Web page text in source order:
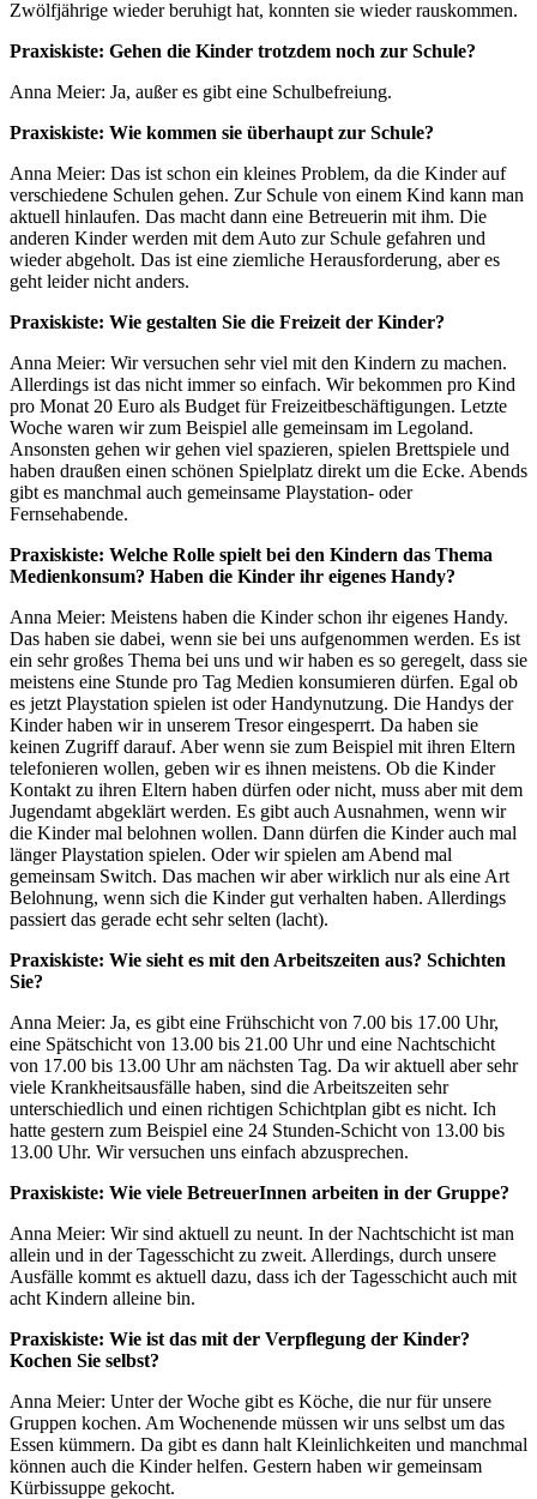
Zwölfjährige wieder beruhigt hat, konnten sie wieder rauskommen.
Praxiskiste: Gehen die Kinder trotzdem noch zur Schule?
Anna Meier: Ja, außer es gibt eine Schulbefreiung.
Praxiskiste: Wie kommen sie überhaupt zur Schule?
Anna Meier: Das ist schon ein kleines Problem, da die Kinder auf
verschiedene Schulen gehen. Zur Schule von einem Kind kann man
aktuell hinlaufen. Das macht dann eine Betreuerin mit ihm. Die
anderen Kinder werden mit dem Auto zur Schule gefahren und
wieder abgeholt. Das ist eine ziemliche Herausforderung, aber es
geht leider nicht anders.
Praxiskiste: Wie gestalten Sie die Freizeit der Kinder?
Anna Meier: Wir versuchen sehr viel mit den Kindern zu machen.
Allerdings ist das nicht immer so einfach. Wir bekommen pro Kind
pro Monat 20 Euro als Budget für Freizeitbeschäftigungen. Letzte
Woche waren wir zum Beispiel alle gemeinsam im Legoland.
Ansonsten gehen wir gehen viel spazieren, spielen Brettspiele und
haben draußen einen schönen Spielplatz direkt um die Ecke. Abends
gibt es manchmal auch gemeinsame Playstation- oder
Fernsehabende.
Praxiskiste: Welche Rolle spielt bei den Kindern das Thema
Medienkonsum? Haben die Kinder ihr eigenes Handy?
Anna Meier: Meistens haben die Kinder schon ihr eigenes Handy.
Das haben sie dabei, wenn sie bei uns aufgenommen werden. Es ist
ein sehr großes Thema bei uns und wir haben es so geregelt, dass sie
meistens eine Stunde pro Tag Medien konsumieren dürfen. Egal ob
es jetzt Playstation spielen ist oder Handynutzung. Die Handys der
Kinder haben wir in unserem Tresor eingesperrt. Da haben sie
keinen Zugriff darauf. Aber wenn sie zum Beispiel mit ihren Eltern
telefonieren wollen, geben wir es ihnen meistens. Ob die Kinder
Kontakt zu ihren Eltern haben dürfen oder nicht, muss aber mit dem
Jugendamt abgeklärt werden. Es gibt auch Ausnahmen, wenn wir
die Kinder mal belohnen wollen. Dann dürfen die Kinder auch mal
länger Playstation spielen. Oder wir spielen am Abend mal
gemeinsam Switch. Das machen wir aber wirklich nur als eine Art
Belohnung, wenn sich die Kinder gut verhalten haben. Allerdings
passiert das gerade echt sehr selten (lacht).
Praxiskiste: Wie sieht es mit den Arbeitszeiten aus? Schichten
Sie?
Anna Meier: Ja, es gibt eine Frühschicht von 7.00 bis 17.00 Uhr,
eine Spätschicht von 13.00 bis 21.00 Uhr und eine Nachtschicht
von 17.00 bis 13.00 Uhr am nächsten Tag. Da wir aktuell aber sehr
viele Krankheitsausfälle haben, sind die Arbeitszeiten sehr
unterschiedlich und einen richtigen Schichtplan gibt es nicht. Ich
hatte gestern zum Beispiel eine 24 Stunden-Schicht von 13.00 bis
13.00 Uhr. Wir versuchen uns einfach abzusprechen.
Praxiskiste: Wie viele BetreuerInnen arbeiten in der Gruppe?
Anna Meier: Wir sind aktuell zu neunt. In der Nachtschicht ist man
allein und in der Tagesschicht zu zweit. Allerdings, durch unsere
Ausfälle kommt es aktuell dazu, dass ich der Tagesschicht auch mit
acht Kindern alleine bin.
Praxiskiste: Wie ist das mit der Verpflegung der Kinder?
Kochen Sie selbst?
Anna Meier: Unter der Woche gibt es Köche, die nur für unsere
Gruppen kochen. Am Wochenende müssen wir uns selbst um das
Essen kümmern. Da gibt es dann halt Kleinlichkeiten und manchmal
können auch die Kinder helfen. Gestern haben wir gemeinsam
Kürbissuppe gekocht.